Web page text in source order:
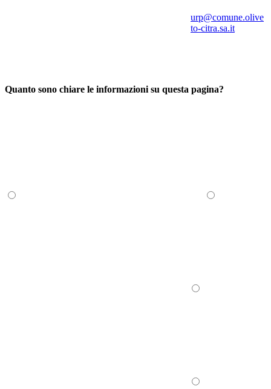
urp@comune.olive
to-citra.sa.it
Quanto sono chiare le informazioni su questa pagina?